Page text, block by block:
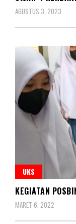
AGUSTUS 3, 2023
UKS
KEGIATAN
MARET 6, 2022